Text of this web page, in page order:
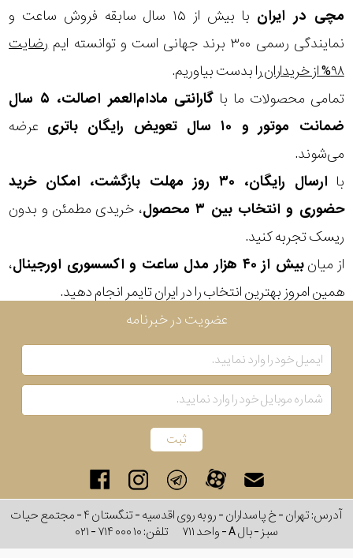
مچی در ایران
با بیش از ۱۵ سال سابقه فروش ساعت و
نمایندگی رسمی ۳۰۰ برند جهانی است و توانسته ایم
رضایت
۹۸% از خریداران
را بدست بیاوریم.
تمامی محصولات ما با
گارانتی مادام‌العمر اصالت، ۵ سال
ضمانت موتور و ۱۰ سال تعویض رایگان باتری
عرضه
می‌شوند.
با
ارسال رایگان، ۳۰ روز مهلت بازگشت، امکان خرید
حضوری و انتخاب بین ۳ محصول
، خریدی مطمئن و بدون
ریسک تجربه کنید.
از میانبیش از ۴۰ هزار مدل ساعت و اکسسوری اورجینال
،
همین امروز بهترین انتخاب را در ایران تایمر انجام دهید.
در
برابر
آب
شکل
قاب
ویژگی
گام
شمارنمایش
بیشتر...
موتور
رنگ
عضویت در خبرنامه
آدرس: تهران - خ پاسداران - رو به روی اقدسیه - تنگستان ۴ - مجتمع حیات
سبز - بال A - واحد ۷۱۱
تلفن:۰۲۱ - ۷۱۴ ۰۰۰ ۱۰